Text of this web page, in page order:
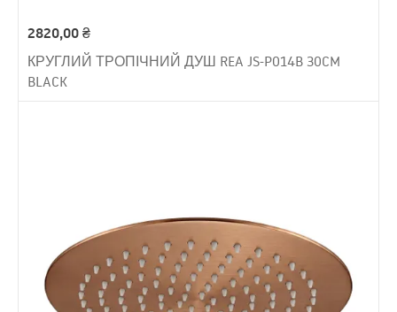
2820,00₴
КРУГЛИЙ ТРОПІЧНИЙ ДУШ REA JS-P014B 30CM
BLACK